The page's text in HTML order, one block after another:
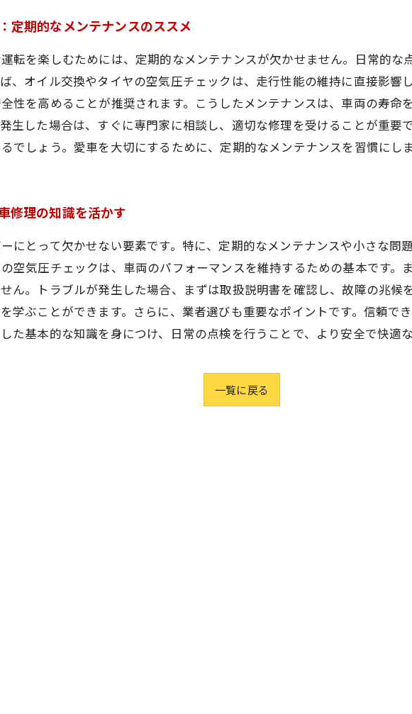
定期的なメンテナンスのススメ
転を楽しむためには、定期的なメンテナンスが欠かせません。日常的な
、オイル交換やタイヤの空気圧チェックは、走行性能の維持に直接影響
性を高めることが推奨されます。こうしたメンテナンスは、車両の寿命
生した場合は、すぐに専門家に相談し、適切な修理を受けることが重要
でしょう。愛車を大切にするために、定期的なメンテナンスを習慣にしま
修理の知識を活かす
にとって欠かせない要素です。特に、定期的なメンテナンスや小さな問
空気圧チェックは、車両のパフォーマンスを維持するための基本です。
ん。トラブルが発生した場合、まずは取扱説明書を確認し、故障の兆候
学ぶことができます。さらに、業者選びも重要なポイントです。信頼で
た基本的な知識を身につけ、日常の点検を行うことで、より安全で快適
一覧に戻る